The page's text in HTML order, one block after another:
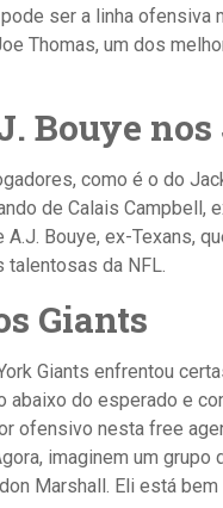
ser a linha ofensiva
Thomas, um dos
Bouye
como é o do
de Calais Campbell,
Bouye, ex-Texans,
talentosas da NFL.
Giants
Giants enfrentou
abaixo do esperado e
ofensivo nesta free
imaginem um
Marshall. Eli está